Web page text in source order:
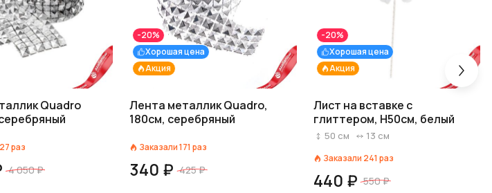
Quadro
раз
4 050 ₽
Акция
Хорошая цена
-20%
Лента металлик Quadro,
180см, серебряный
Заказали171 раз
340 ₽ 425 ₽
Акция
Хорошая цена
-20%
Лист на вставке с
глиттером, H50см, белый
50 см 13 см
Заказали 241 раз
440 ₽ 550 ₽